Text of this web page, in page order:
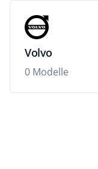
Volvo
0 Modelle